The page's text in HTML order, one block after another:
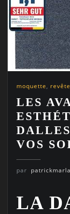
moquette,
LES
VOS
par
LA